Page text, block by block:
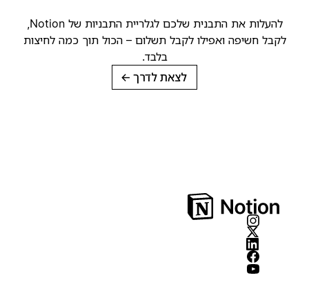
להעלות את התבנית שלכם לגלריית התבניות של Notion,
לקבל חשיפה ואפילו לקבל תשלום – הכול תוך כמה לחיצות
בלבד.
לצאת לדרך→